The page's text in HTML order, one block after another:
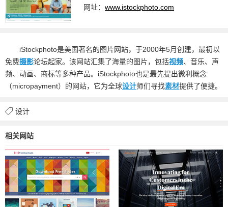
网址：www.istockphoto.com
iStockphoto是美国著名的图片网站，于2000年5月创建，最初以
免费摄影论坛起家。该网站汇集了海量的图片，包括视频、音乐、声
频、动画、商标等多种产品。iStockphoto也是最先提出微利概念
（micropayment）的网站，它为全球设计师们寻找素材提供了便捷。
设计
相关网站